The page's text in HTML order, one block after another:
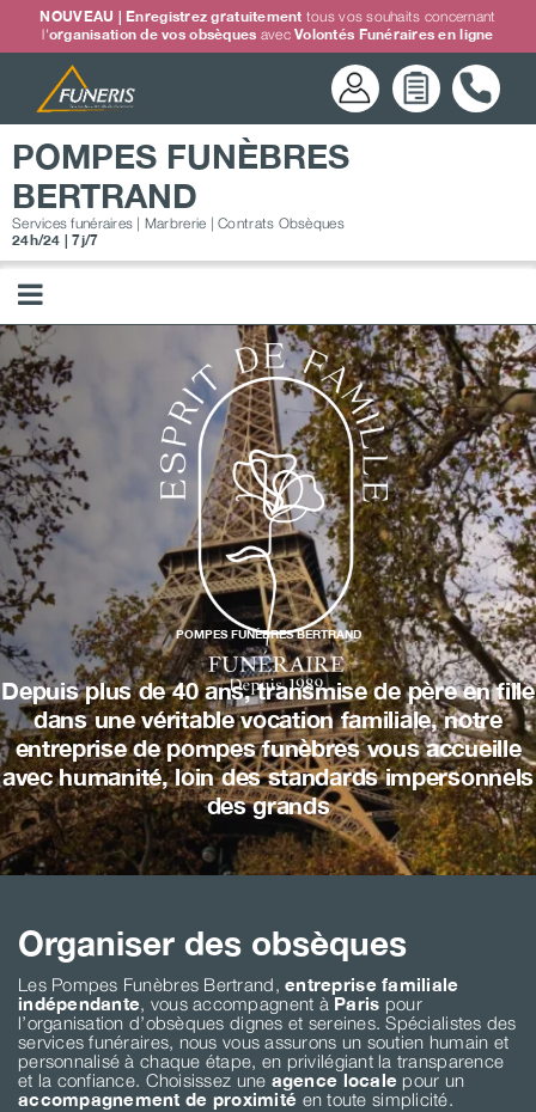
Passer
contenu
NOUVEAU | Enregistrez gratuitement tous vos souhaits concernant
l'organisation de vos obsèques avecVolontés Funéraires en ligne
POMPES FUNÈBRES
BERTRAND
Services funéraires | Marbrerie | Contrats Obsèques
24h/24 | 7j/7
POMPES FUNÈBRES BERTRAND
Depuis plus de 40 ans, transmise de père en fille
dans une véritable vocation familiale, notre
entreprise de pompes funèbres vous accueille
avec humanité, loin des standards impersonnels
des grands
Organiser des obsèques
Les Pompes Funèbres Bertrand,entreprise familiale
indépendante, vous accompagnent à Paris pour
l’organisation d’obsèques dignes et sereines. Spécialistes des
services funéraires, nous vous assurons un soutien humain et
personnalisé à chaque étape, en privilégiant la transparence
et la confiance. Choisissez une agence locale pour un
accompagnement de proximité en toute simplicité.